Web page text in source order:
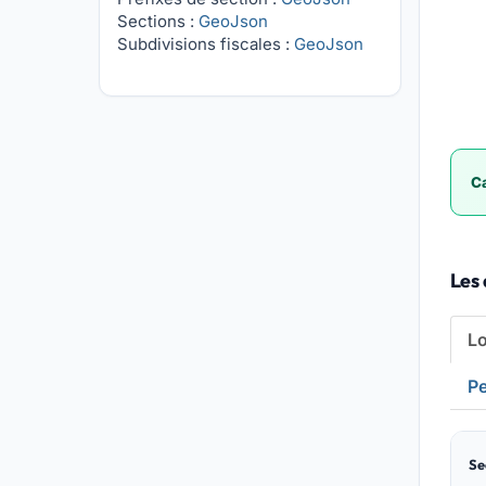
Sections : GeoJson
Subdivisions fiscales : GeoJson